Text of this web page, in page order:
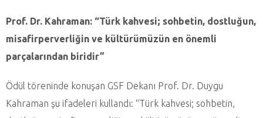
Prof. Dr. Kahraman: “Türk kahvesi; sohbetin, dostluğun,
misafirperverliğin ve kültürümüzün en önemli
parçalarından biridir”
Ödül töreninde konuşan GSF Dekanı Prof. Dr. Duygu
Kahraman şu ifadeleri kullandı: “Türk kahvesi; sohbetin,